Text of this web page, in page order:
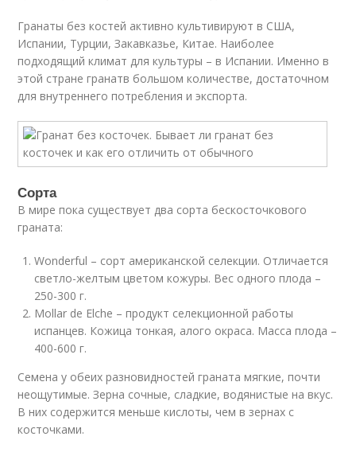
Гранаты без костей активно культивируют в США,
Испании, Турции, Закавказье, Китае. Наиболее
подходящий климат для культуры – в Испании. Именно в
этой стране гранатв большом количестве, достаточном
для внутреннего потребления и экспорта.
Сорта
В мире пока существует два сорта бескосточкового
граната:
Wonderful – сорт американской селекции. Отличается
светло-желтым цветом кожуры. Вес одного плода –
250-300 г.
Mollar de Elche – продукт селекционной работы
испанцев. Кожица тонкая, алого окраса. Масса плода –
400-600 г.
Семена у обеих разновидностей граната мягкие, почти
неощутимые. Зерна сочные, сладкие, водянистые на вкус.
В них содержится меньше кислоты, чем в зернах с
косточками.